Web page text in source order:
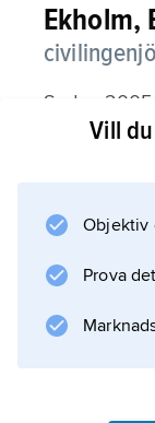
Ekholm,
Sedan
Investor
högskolan.
Vill
Objektiv
Prova